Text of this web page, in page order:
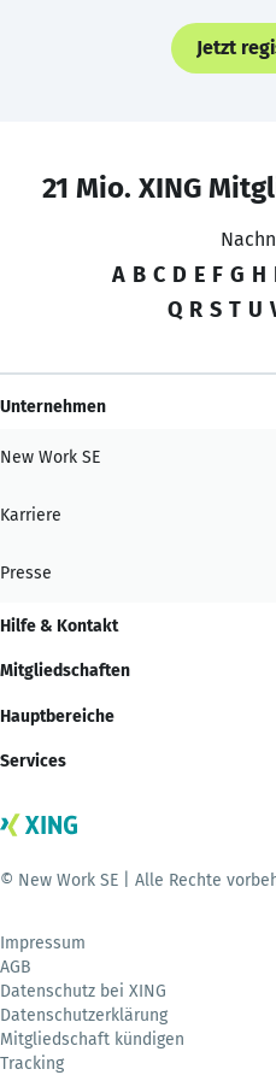
Jetzt
21 Mio. XING
A B C D E F G H
Q R S T U
Unternehmen
New Work SE
Karriere
Presse
Hilfe & Kontakt
Mitgliedschaften
Hauptbereiche
Services
© New Work SE | Alle Rechte
Impressum
AGB
Datenschutz bei XING
Datenschutzerklärung
Mitgliedschaft kündigen
Tracking